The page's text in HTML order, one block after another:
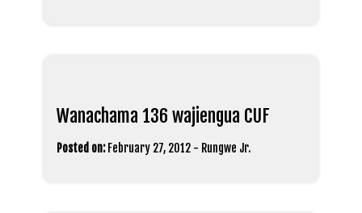
Wanachama 136 wajiengua CUF
Posted on: February 27, 2012 - Rungwe Jr.